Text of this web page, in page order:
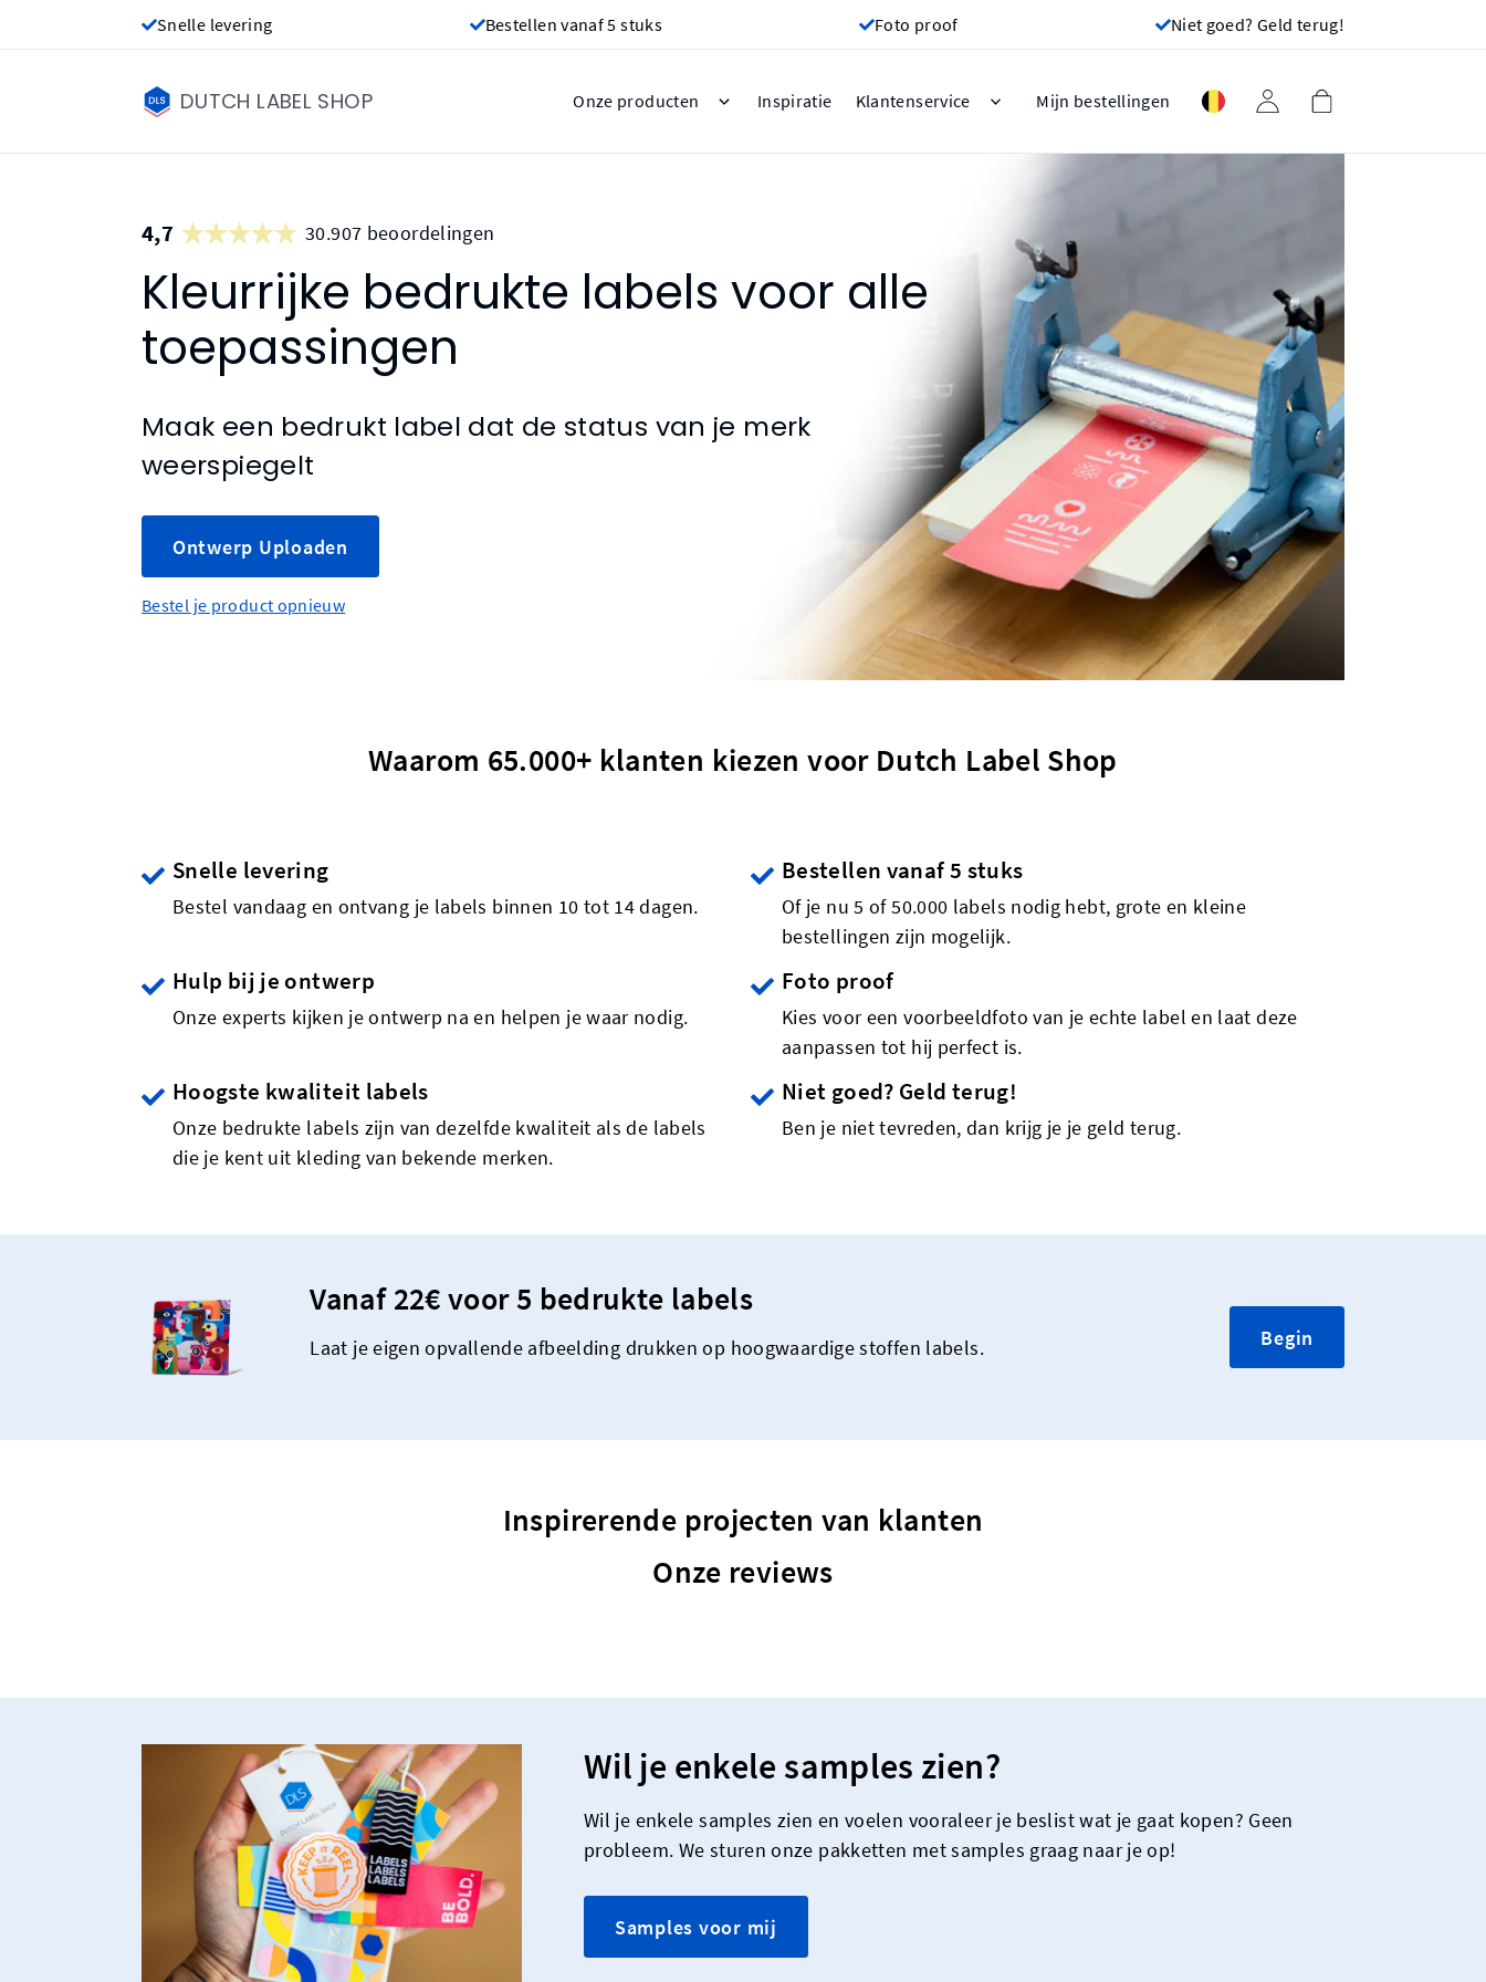
Snelle levering Bestellen vanaf 5 stuks Foto proof Niet goed? Geld terug!
DUTCH LABEL SHOP Onze producten Inspiratie Klantenservice Mijn bestellingen
4,7 30.907 beoordelingen
Kleurrijke bedrukte labels voor alle
toepassingen
Maak een bedrukt label dat de status van je merk
weerspiegelt
Ontwerp Uploaden
Bestel je product opnieuw
Waarom 65.000+ klanten kiezen voor Dutch Label Shop
Snelle levering
Bestel vandaag en ontvang je labels binnen 10 tot 14 dagen.
Bestellen vanaf 5 stuks
Of je nu 5 of 50.000 labels nodig hebt, grote en kleine
bestellingen zijn mogelijk.
Hulp bij je ontwerp
Onze experts kijken je ontwerp na en helpen je waar nodig.
Foto proof
Kies voor een voorbeeldfoto van je echte label en laat deze
aanpassen tot hij perfect is.
Hoogste kwaliteit labels
Onze bedrukte labels zijn van dezelfde kwaliteit als de labels
die je kent uit kleding van bekende merken.
Niet goed? Geld terug!
Ben je niet tevreden, dan krijg je je geld terug.
Vanaf 22€ voor 5 bedrukte labels
Laat je eigen opvallende afbeelding drukken op hoogwaardige stoffen labels. Begin
Inspirerende projecten van klanten
Onze reviews
Wil je enkele samples zien?
Wil je enkele samples zien en voelen vooraleer je beslist wat je gaat kopen? Geen
probleem. We sturen onze pakketten met samples graag naar je op!
Samples voor mij